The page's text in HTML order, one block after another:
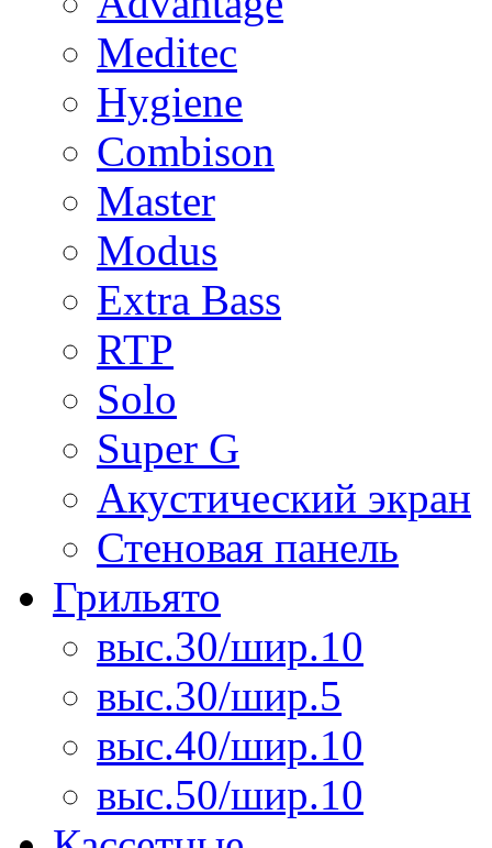
Meditec
Hygiene
Combison
Master
Modus
Extra Bass
RTP
Solo
Super G
Акустический экран
Стеновая панель
Грильято
выс.30/шир.10
выс.30/шир.5
выс.40/шир.10
выс.50/шир.10